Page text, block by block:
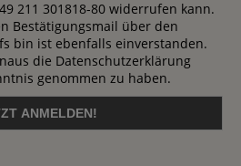
211 301818-80 widerrufen kann.
Bestätigungsmail über den
bin ist ebenfalls einverstanden.
die Datenschutzerklärung
genommen zu haben.